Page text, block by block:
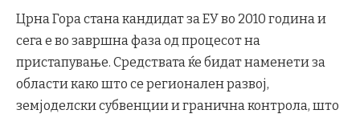
Црна Гора стана кандидат за ЕУ ​​во 2010 година и
сега е во завршна фаза од процесот на
пристапување. Средствата ќе бидат наменети за
области како што се регионален развој,
земјоделски субвенции и гранична контрола, што